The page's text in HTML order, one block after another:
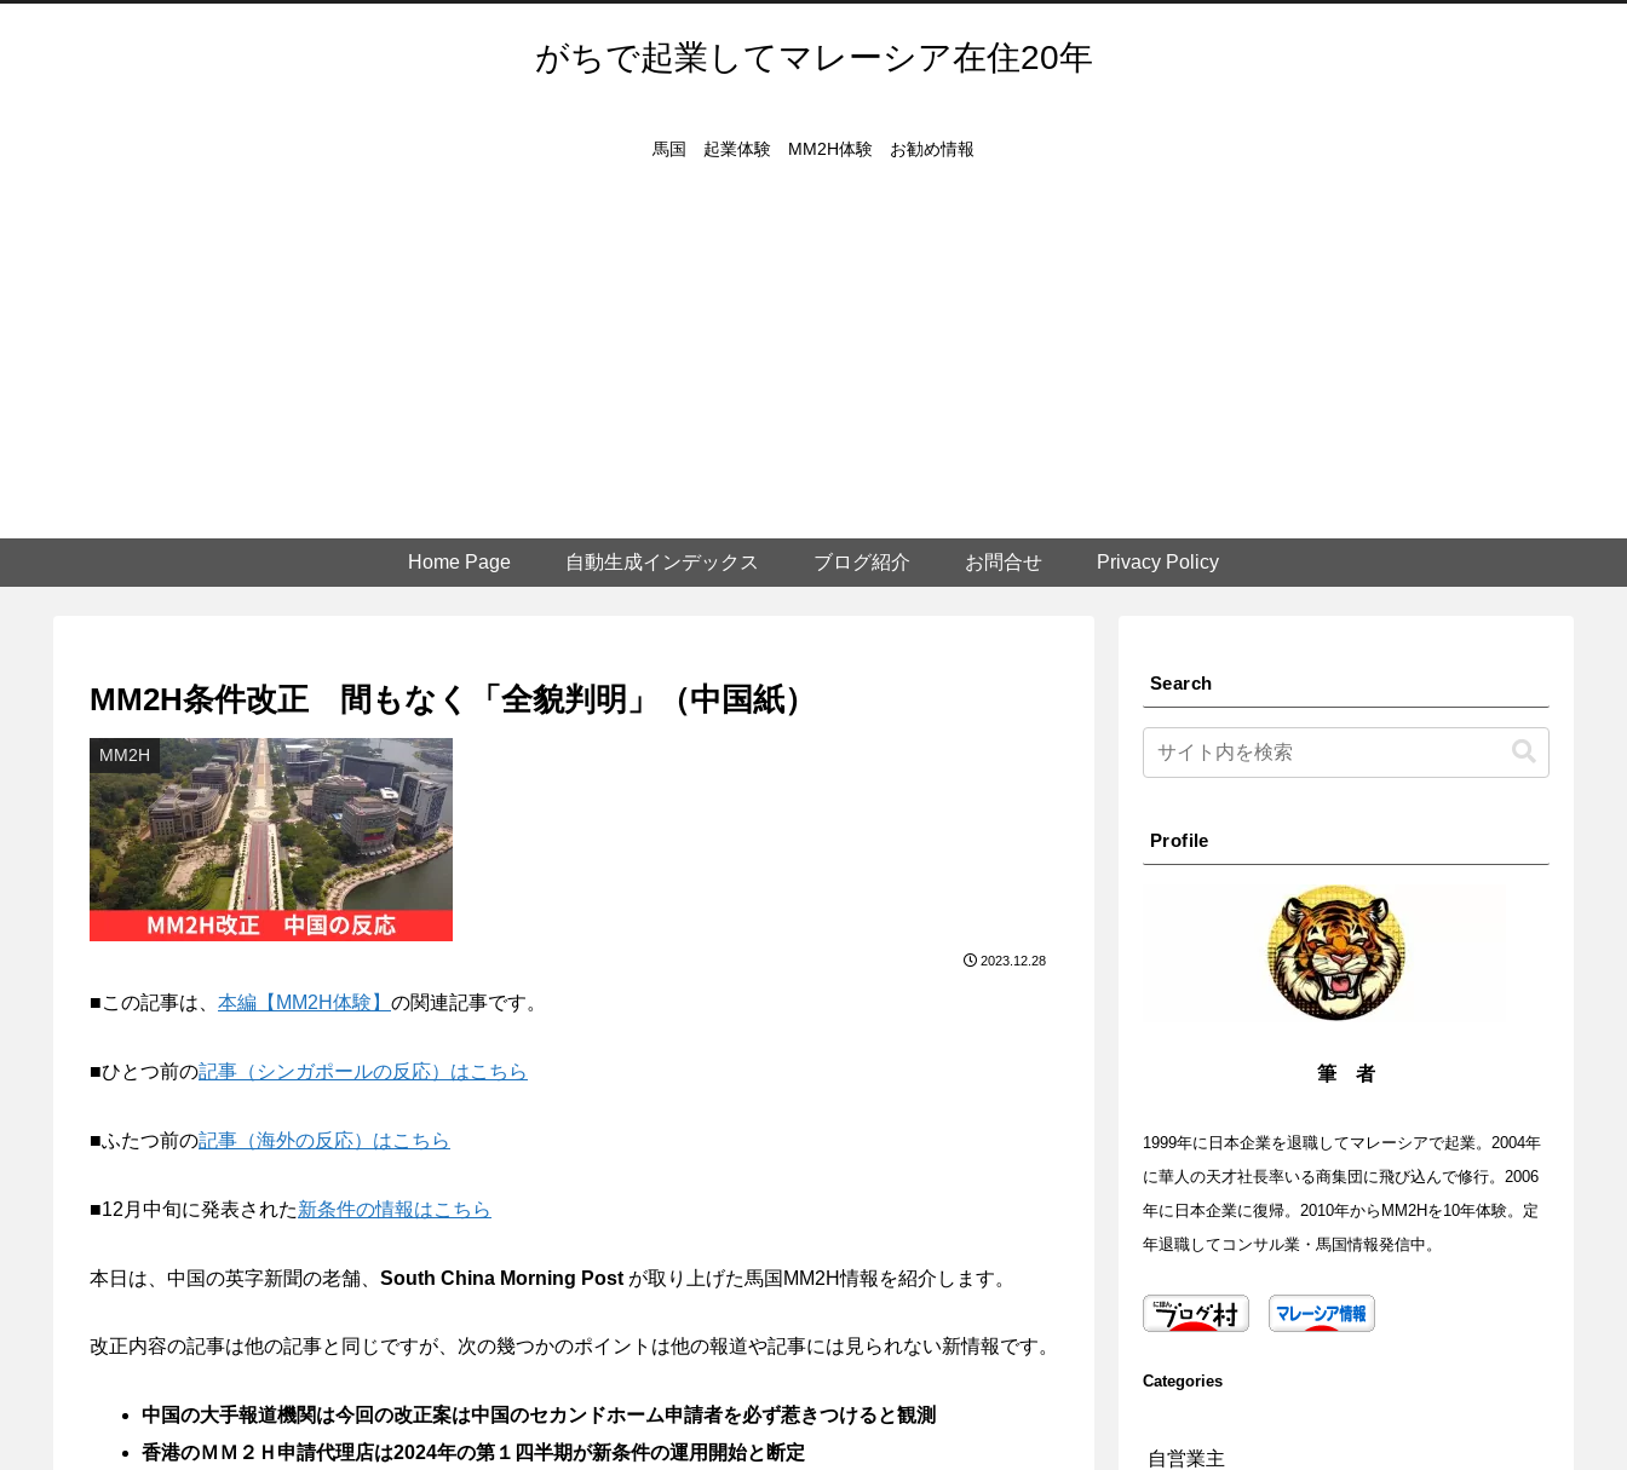
がちで起業してマレーシア在住20年
馬国 起業体験 MM2H体験 お勧め情報
Home Page 自動生成インデックス ブログ紹介 お問合せ Privacy Policy
MM2H条件改正 間もなく「全貌判明」（中国紙）
MM2H
2023.12.28
■この記事は、 本編【MM2H体験】 の関連記事です。
■ひとつ前の記事（シンガポールの反応）はこちら
■ふたつ前の記事（海外の反応）はこちら
■12月中旬に発表された新条件の情報はこちら
本日は、中国の英字新聞の老舗、 South China Morning Post が取り上げた馬国MM2H情報を紹介します。
改正内容の記事は他の記事と同じですが、次の幾つかのポイントは他の報道や記事には見られない新情報です。
中国の大手報道機関は今回の改正案は中国のセカンドホーム申請者を必ず惹きつけると観測
香港のＭＭ２Ｈ申請代理店は2024年の第１四半期が新条件の運用開始と断定
Search
Profile
筆 者
1999年に日本企業を退職してマレーシアで起業。2004年
に華人の天才社長率いる商集団に飛び込んで修行。2006
年に日本企業に復帰。2010年からMM2Hを10年体験。定
年退職してコンサル業・馬国情報発信中。
Categories
自営業主